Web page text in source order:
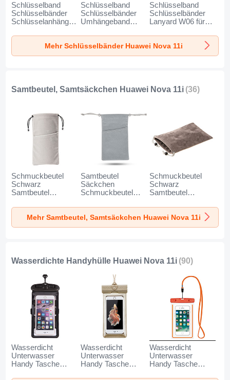
Schlüsselband
Schlüsselbänder
Schlüsselanhänger
für Huawei Nova
Schlüsselband
Schlüsselbänder
Umhängeband
Huawei Nova 11i
Schwarz
Schlüsselband
Schlüsselbänder
Lanyard W06 für
Schwarz
Mehr Schlüsselbänder Huawei Nova 11i
Samtbeutel, Samtsäckchen Huawei Nova 11i (36)
Schmuckbeutel
Schwarz
Samtbeutel
Universal K02 für
Huawei Nova 11i
Grau
Samtbeutel
Säckchen
Schmuckbeutel
für Huawei Nova
11i Grau
Schmuckbeutel
Schwarz
Samtbeutel
Universal S05 für
Huawei Nova 11i
Braun
Mehr Samtbeutel, Samtsäckchen Huawei Nova 11i
Wasserdichte Handyhülle Huawei Nova 11i (90)
Wasserdicht
Unterwasser
Handy Tasche
Wasserdicht
Unterwasser
Handy Tasche
Wasserdicht
Unterwasser
Handy Tasche